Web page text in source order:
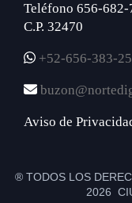
Teléfono 656-682-
C.P. 32470
+52-656-383-
Aviso de
® TODOS LOS
2026